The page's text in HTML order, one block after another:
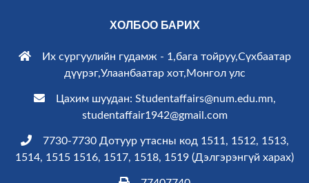
ХОЛБОО БАРИХ
Их сургуулийн гудамж - 1,бага тойруу,Сүхбаатар
дүүрэг,Улаанбаатар хот,Монгол улс
Цахим шуудан: Studentaffairs@num.edu.mn,
studentaffair1942@gmail.com
7730-7730 Дотуур утасны код 1511, 1512, 1513,
1514, 1515 1516, 1517, 1518, 1519 (Дэлгэрэнгүй харах)